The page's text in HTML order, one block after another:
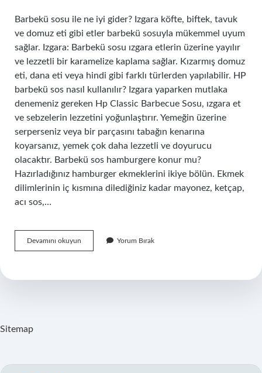
Barbekü sosu ile ne iyi gider? Izgara köfte, biftek, tavuk
ve domuz eti gibi etler barbekü sosuyla mükemmel uyum
sağlar. Izgara: Barbekü sosu ızgara etlerin üzerine yayılır
ve lezzetli bir karamelize kaplama sağlar. Kızarmış domuz
eti, dana eti veya hindi gibi farklı türlerden yapılabilir. HP
barbekü sos nasıl kullanılır? Izgara yaparken mutlaka
denemeniz gereken Hp Classic Barbecue Sosu, ızgara et
ve sebzelerin lezzetini yoğunlaştırır. Yemeğin üzerine
serperseniz veya bir parçasını tabağın kenarına
koyarsanız, yemek çok daha lezzetli ve doyurucu
olacaktır. Barbekü sos hamburgere konur mu?
Hazırladığınız hamburger ekmeklerini ikiye bölün. Ekmek
dilimlerinin iç kısmına dilediğiniz kadar mayonez, ketçap,
acı sos,…
Devamını okuyun
Sos
Mu
Yorum Bırak
Sitemap